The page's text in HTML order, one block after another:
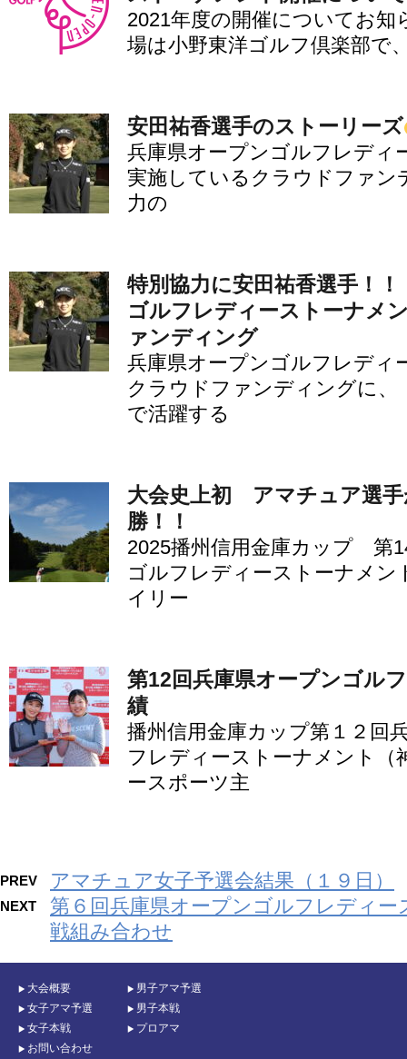
2021年度の開催についてお知
場は小野東洋ゴルフ倶楽部で
安田祐香選手のストーリーズ
兵庫県オープンゴルフレディ
実施しているクラウドファン
力の
特別協力に安田祐香選手！
ゴルフレディーストーナメ
ァンディング
兵庫県オープンゴルフレディ
クラウドファンディングに、
で活躍する
大会史上初 アマチュア選手
勝！！
2025播州信用金庫カップ 第
ゴルフレディーストーナメン
イリー
第12回兵庫県オープンゴル
績
播州信用金庫カップ第１２回
フレディーストーナメント（
ースポーツ主
PREV アマチュア女子予選会結果（１９日）
NEXT
第６回兵庫県オープンゴルフレディ
戦組み合わせ
大会概要
男子アマ予選
女子アマ予選
男子本戦
女子本戦
プロアマ
お問い合わせ